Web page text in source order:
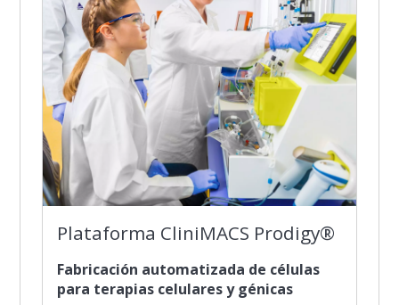
Plataforma CliniMACS Prodigy®
Fabricación automatizada de células
para terapias celulares y génicas